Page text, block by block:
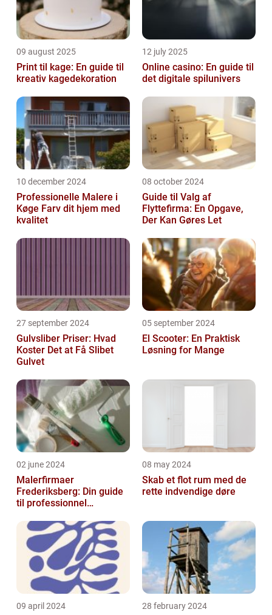
09 august 2025
Print til kage: En guide til
kreativ kagedekoration
12 july 2025
Online casino: En guide til
det digitale spilunivers
10 december 2024
Professionelle Malere i
Køge Farv dit hjem med
kvalitet
08 october 2024
Guide til Valg af
Flyttefirma: En Opgave,
Der Kan Gøres Let
27 september 2024
Gulvsliber Priser: Hvad
Koster Det at Få Slibet
Gulvet
05 september 2024
El Scooter: En Praktisk
Løsning for Mange
02 june 2024
Malerfirmaer
Frederiksberg: Din guide
til professionnel
08 may 2024
Skab et flot rum med de
rette indvendige døre
09 april 2024 28 february 2024